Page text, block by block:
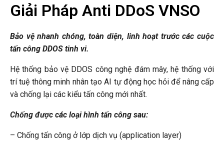
Giải Pháp Anti DDoS VNSO
Bảo vệ nhanh chóng, toàn diện, linh hoạt trước các cuộc
tấn công DDOS tinh vi.
Hệ thống bảo vệ DDOS công nghệ đám mây, hệ thống với
trí tuệ thông minh nhân tạo AI tự động học hỏi để nâng cấp
và chống lại các kiểu tấn công mới nhất.
Chống được các loại hình tấn công sau:
– Chống tấn công ở lớp dịch vụ (application layer)